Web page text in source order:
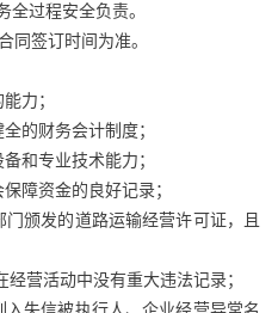
全过程安全负责。
同签订时间为准。
力；
的财务会计制度；
和专业技术能力；
障资金的良好记录；
颁发的道路运输经营许可证，且
营活动中没有重大违法记录；